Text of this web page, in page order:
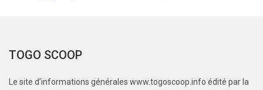
TOGO SCOOP
Le site d’informations générales www.togoscoop.info édité par la